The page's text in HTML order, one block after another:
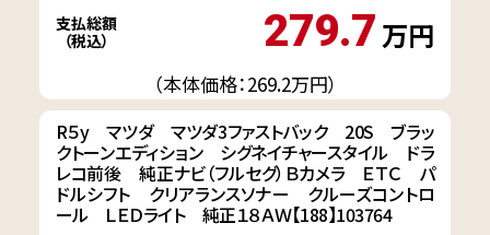
支払総額
（税込）
279.7万円
（本体価格：269.2万円）
R５y マツダ マツダ3ファストバック 20S ブラッ
クトーンエディション シグネイチャースタイル ドラ
レコ前後 純正ナビ（フルセグ）Ｂカメラ ＥＴＣ パ
ドルシフト クリアランスソナー クルーズコントロ
ール ＬＥＤライト 純正１８ＡＷ【188】103764